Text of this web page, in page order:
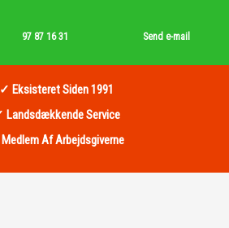
97 87 16 31 Send e-mail​
✓ Eksisteret Siden 1991
Landsdækkende Service
Af Arbejdsgiverne